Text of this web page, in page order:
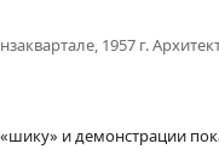
1957 г.
и демонстрации